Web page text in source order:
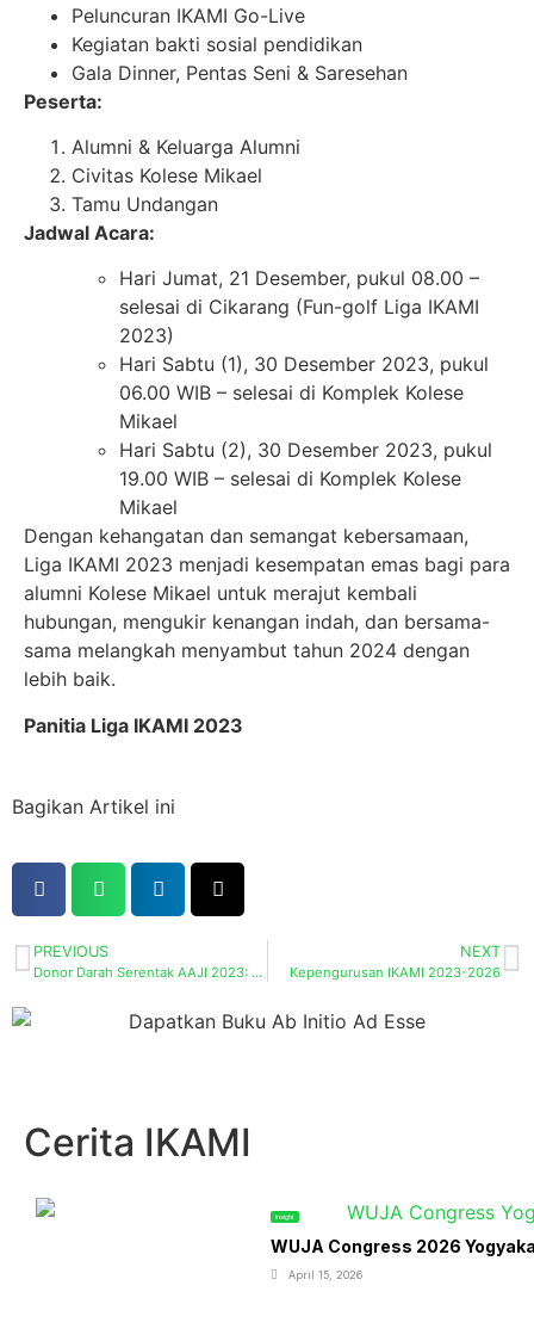
Peluncuran IKAMI Go-Live
Kegiatan bakti sosial pendidikan
Gala Dinner, Pentas Seni & Saresehan
Peserta:
Alumni & Keluarga Alumni
Civitas Kolese Mikael
Tamu Undangan
Jadwal Acara:
Hari Jumat, 21 Desember, pukul 08.00 –
selesai di Cikarang (Fun-golf Liga IKAMI
2023)
Hari Sabtu (1), 30 Desember 2023, pukul
06.00 WIB – selesai di Komplek Kolese
Mikael
Hari Sabtu (2), 30 Desember 2023, pukul
19.00 WIB – selesai di Komplek Kolese
Mikael
Dengan kehangatan dan semangat kebersamaan,
Liga IKAMI 2023 menjadi kesempatan emas bagi para
alumni Kolese Mikael untuk merajut kembali
hubungan, mengukir kenangan indah, dan bersama-
sama melangkah menyambut tahun 2024 dengan
lebih baik.
Panitia Liga IKAMI 2023
Bagikan Artikel ini
PREVIOUS
Donor Darah Serentak AAJI 2023: “Setetes Cinta Untuk Sesama”
NEXT
Kepengurusan IKAMI 2023-2026
Cerita IKAMI
Insight
WUJA Congress 2026
April 15, 2026